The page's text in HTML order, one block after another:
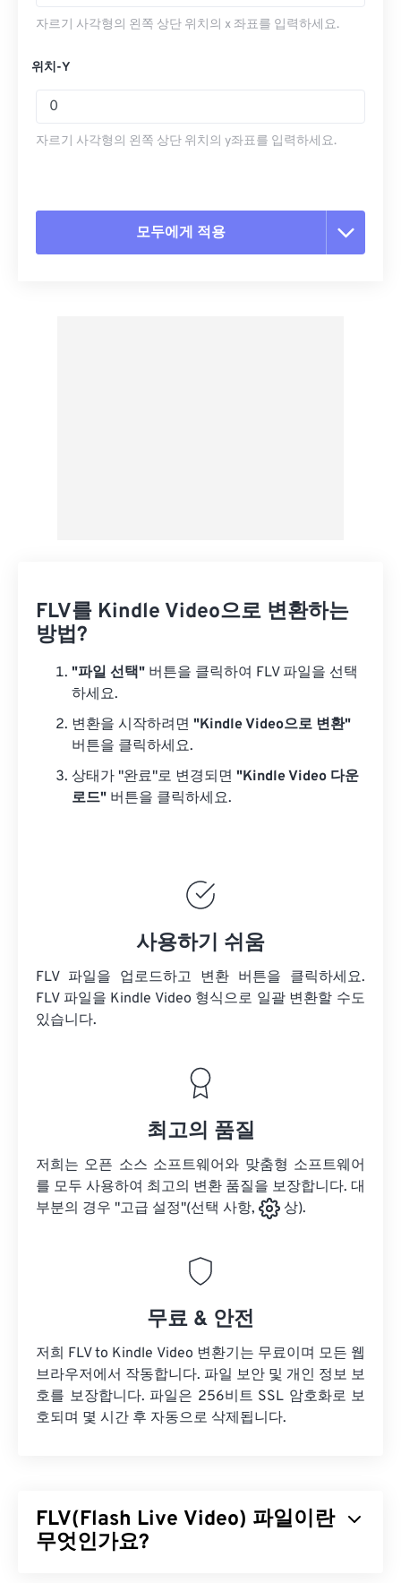
자르기 사각형의 왼쪽 상단 위치의 x 좌표를 입력하세요.
위치-Y
자르기 사각형의 왼쪽 상단 위치의 y좌표를 입력하세요.
모두에게 적용
FLV를 Kindle Video으로 변환하는
방법?
"파일 선택" 버튼을 클릭하여 FLV 파일을 선택
하세요.
변환을 시작하려면 "Kindle Video으로 변환"
버튼을 클릭하세요.
상태가 "완료"로 변경되면 "Kindle Video 다운
로드" 버튼을 클릭하세요.
사용하기 쉬움
FLV 파일을 업로드하고 변환 버튼을 클릭하세요.
FLV 파일을 Kindle Video 형식으로 일괄 변환할 수도
있습니다.
최고의 품질
저희는 오픈 소스 소프트웨어와 맞춤형 소프트웨어
를 모두 사용하여 최고의 변환 품질을 보장합니다. 대
부분의 경우 "고급 설정"(선택 사항,
상).
무료 & 안전
저희 FLV to Kindle Video 변환기는 무료이며 모든 웹
브라우저에서 작동합니다. 파일 보안 및 개인 정보 보
호를 보장합니다. 파일은 256비트 SSL 암호화로 보
호되며 몇 시간 후 자동으로 삭제됩니다.
FLV(Flash Live Video) 파일이란
무엇인가요?